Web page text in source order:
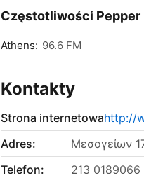
Częstotliwości Pepper
Athens: 96.6 FM
Kontakty
Strona internetowahttp://
Adres:
Μεσογείων
Telefon:
213 0189066